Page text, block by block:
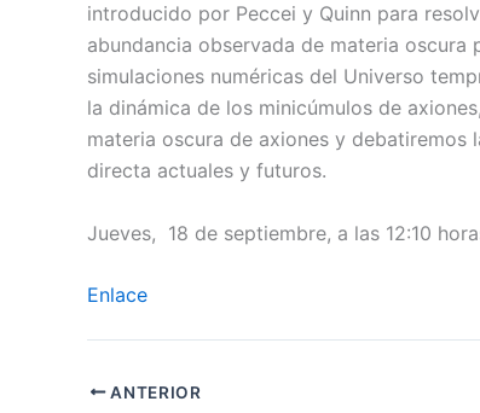
introducido por Peccei y Quinn para
abundancia observada de materia
simulaciones numéricas del Universo
la dinámica de los minicúmulos de
materia oscura de axiones y
directa actuales y futuros.
Jueves, 18 de septiembre, a las 12:10
Enlace
ANTERIOR